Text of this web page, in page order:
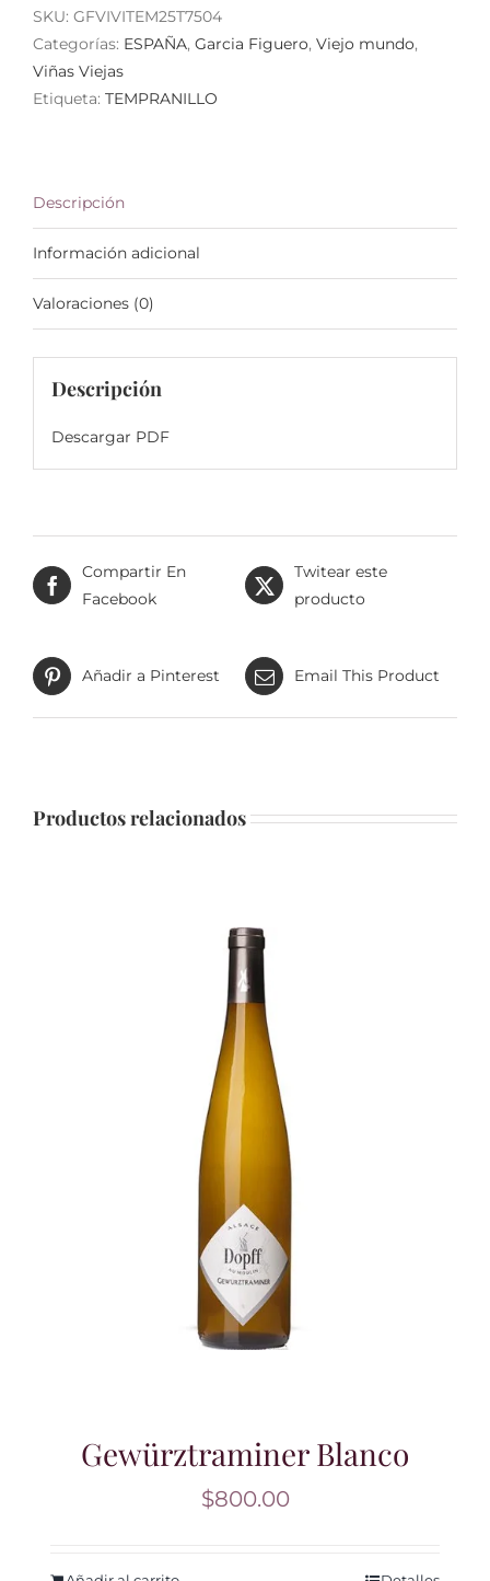
SKU: GFVIVITEM25T7504
Categorías: ESPAÑA, Garcia Figuero, Viejo mundo,
Viñas Viejas
Etiqueta: TEMPRANILLO
Descripción
Información adicional
Valoraciones (0)
Descripción
Descargar PDF
Compartir En
Facebook
Twitear este
producto
Añadir a Pinterest Email This Product
Productos relacionados
Gewürztraminer Blanco
$800.00